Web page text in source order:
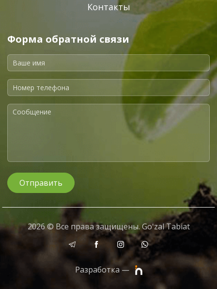
Контакты
Форма обратной связи
Отправить
2026 © Все права защищены. Goʻzal Tabiat
Разработка —